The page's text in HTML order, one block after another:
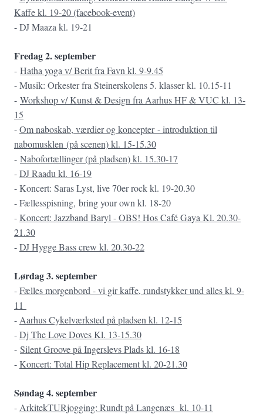
Kaffe kl. 19-20 (facebook-event)
- DJ Maaza kl. 19-21
Fredag 2. september
- Hatha yoga v/ Berit fra Favn kl. 9-9.45
- Musik: Orkester fra Steinerskolens 5. klasser kl. 10.15-11
- Workshop v/ Kunst & Design fra Aarhus HF & VUC kl. 13-
15
-Om naboskab, værdier og koncepter- introduktion til
nabomusklen (på scenen) kl. 15-15.30
- Nabofortællinger (på pladsen) kl. 15.30-17
-DJ Raadu kl. 16-19
- Koncert: Saras Lyst, live 70er rock kl. 19-20.30
- Fællesspisning, bring your own kl. 18-20
-Koncert: Jazzband Baryl - OBS! Hos Café Gaya Kl. 20.30-
21.30
-DJ Hygge Bass crew kl. 20.30-22
Lørdag 3. september
-Fælles morgenbord - vi gir kaffe, rundstykker und alles kl. 9-
11
- Aarhus Cykelværksted på pladsen kl. 12-15
-Dj The Love Doves Kl. 13-15.30
- Silent Groove på Ingerslevs Plads kl. 16-18
-Koncert: Total Hip Replacement kl. 20-21.30
Søndag 4. september
- ArkitekTURjogging: Rundt på Langenæs kl. 10-11